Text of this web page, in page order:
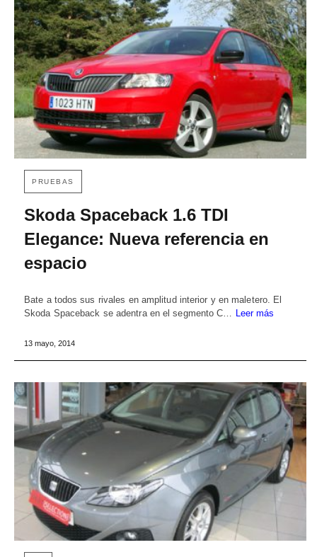
PRUEBAS
Skoda Spaceback 1.6 TDI
Elegance: Nueva referencia en
espacio
Bate a todos sus rivales en amplitud interior y en maletero. El
Skoda Spaceback se adentra en el segmento C…
Leer más
13 mayo, 2014